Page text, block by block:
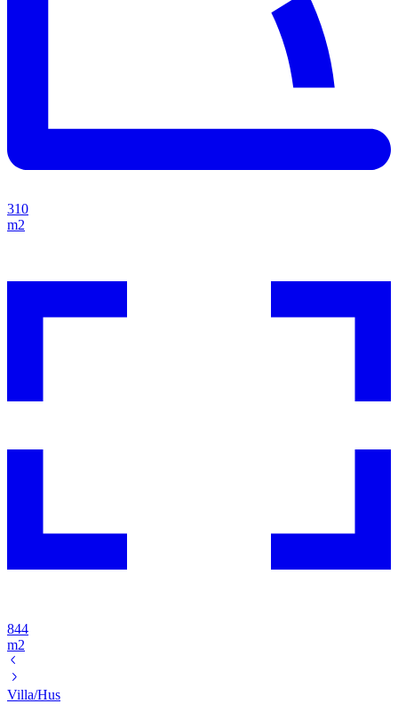
310
m2
844
m2
Villa/Hus